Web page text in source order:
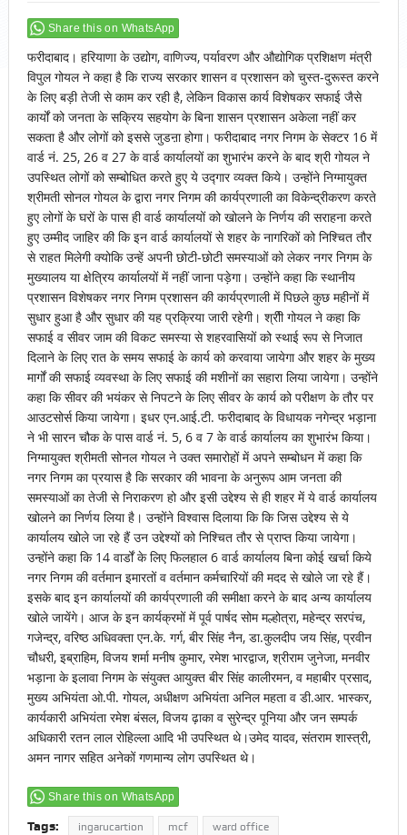
Share this on WhatsApp
फरीदाबाद। हरियाणा के उद्योग, वाणिज्य, पर्यावरण और औद्योगिक प्रशिक्षण मंत्री
विपुल गोयल ने कहा है कि राज्य सरकार शासन व प्रशासन को चुस्त-दुरूस्त करने
के लिए बड़ी तेजी से काम कर रही है, लेकिन विकास कार्य विशेषकर सफाई जैसे
कार्यों को जनता के सक्रिय सहयोग के बिना शासन प्रशासन अकेला नहीं कर
सकता है और लोगों को इससे जुडऩा होगा। फरीदाबाद नगर निगम के सेक्टर 16 में
वार्ड नं. 25, 26 व 27 के वार्ड कार्यालयों का शुभारंभ करने के बाद श्री गोयल ने
उपस्थित लोगों को सम्बोधित करते हुए ये उद्गार व्यक्त किये। उन्होंने निग्मायुक्त
श्रीमती सोनल गोयल के द्वारा नगर निगम की कार्यप्रणाली का विकेन्द्रीकरण करते
हुए लोगों के घरों के पास ही वार्ड कार्यालयों को खोलने के निर्णय की सराहना करते
हुए उम्मीद जाहिर की कि इन वार्ड कार्यालयों से शहर के नागरिकों को निश्चित तौर
से राहत मिलेगी क्योकि उन्हें अपनी छोटी-छोटी समस्याओं को लेकर नगर निगम के
मुख्यालय या क्षेत्रिय कार्यालयों में नहीं जाना पड़ेगा। उन्होंने कहा कि स्थानीय
प्रशासन विशेषकर नगर निगम प्रशासन की कार्यप्रणाली में पिछले कुछ महीनों में
सुधार हुआ है और सुधार की यह प्रक्रिया जारी रहेगी। श्रीी गोयल ने कहा कि
सफाई व सीवर जाम की विकट समस्या से शहरवासियों को स्थाई रूप से निजात
दिलाने के लिए रात के समय सफाई के कार्य को करवाया जायेगा और शहर के मुख्य
मार्गों की सफाई व्यवस्था के लिए सफाई की मशीनों का सहारा लिया जायेगा। उन्होंने
कहा कि सीवर की भयंकर से निपटने के लिए सीवर के कार्य को परीक्षण के तौर पर
आउटसोर्स किया जायेगा। इधर एन.आई.टी. फरीदाबाद के विधायक नगेन्द्र भड़ाना
ने भी सारन चौक के पास वार्ड नं. 5, 6 व 7 के वार्ड कार्यालय का शुभारंभ किया।
निग्मायुक्त श्रीमती सोनल गोयल ने उक्त समारोहों में अपने सम्बोधन में कहा कि
नगर निगम का प्रयास है कि सरकार की भावना के अनुरूप आम जनता की
समस्याओं का तेजी से निराकरण हो और इसी उद्देश्य से ही शहर में ये वार्ड कार्यालय
खोलने का निर्णय लिया है। उन्होंने विश्वास दिलाया कि कि जिस उद्देश्य से ये
कार्यालय खोले जा रहे हैं उन उद्देश्यों को निश्चित तौर से प्राप्त किया जायेगा।
उन्होंने कहा कि 14 वार्डों के लिए फिलहाल 6 वार्ड कार्यालय बिना कोई खर्चा किये
नगर निगम की वर्तमान इमारतों व वर्तमान कर्मचारियों की मदद से खोले जा रहे हैं।
इसके बाद इन कार्यालयों की कार्यप्रणाली की समीक्षा करने के बाद अन्य कार्यालय
खोले जायेंगे। आज के इन कार्यक्रमों में पूर्व पार्षद सोम मल्होत्रा, महेन्द्र सरपंच,
गजेन्द्र, वरिष्ठ अधिवक्ता एन.के. गर्ग, बीर सिंह नैन, डा.कुलदीप जय सिंह, प्रवीन
चौधरी, इब्राहिम, विजय शर्मा मनीष कुमार, रमेश भारद्वाज, श्रीराम जुनेजा, मनवीर
भड़ाना के इलावा निगम के संयुक्त आयुक्त बीर सिंह कालीरमन, व महाबीर प्रसाद,
मुख्य अभियंता ओ.पी. गोयल, अधीक्षण अभियंता अनिल महता व डी.आर. भास्कर,
कार्यकारी अभियंता रमेश बंसल, विजय ढ़ाका व सुरेन्द्र पूनिया और जन सम्पर्क
अधिकारी रतन लाल रोहिल्ला आदि भी उपस्थित थे।उमेद यादव, संतराम शास्त्री,
अमन नागर सहित अनेकों गणमान्य लोग उपस्थित थे।
Share this on WhatsApp
Tags: ingarucartion mcf ward office